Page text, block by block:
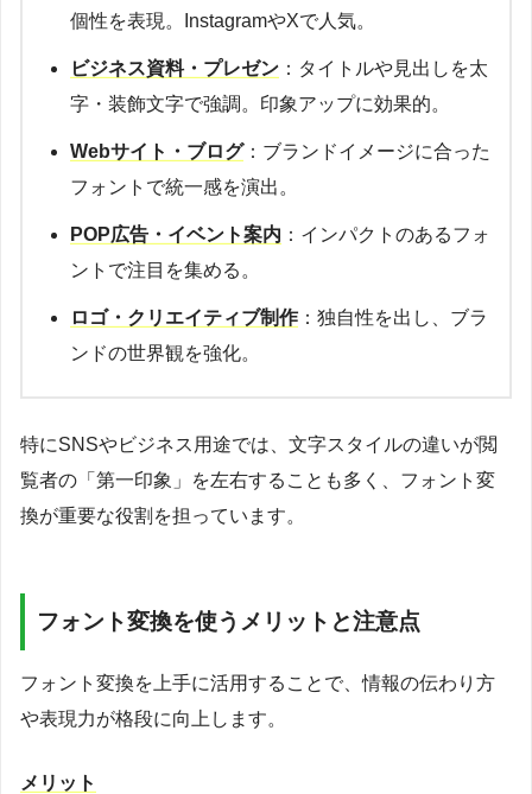
個性を表現。InstagramやXで人気。
ビジネス資料・プレゼン ：タイトルや見出しを太
字・装飾文字で強調。印象アップに効果的。
Webサイト・ブログ：ブランドイメージに合った
フォントで統一感を演出。
POP広告・イベント案内 ：インパクトのあるフォ
ントで注目を集める。
ロゴ・クリエイティブ制作：独自性を出し、ブラ
ンドの世界観を強化。
特にSNSやビジネス用途では、文字スタイルの違いが閲
覧者の「第一印象」を左右することも多く、フォント変
換が重要な役割を担っています。
フォント変換を使うメリットと注意点
フォント変換を上手に活用することで、情報の伝わり方
や表現力が格段に向上します。
メリット